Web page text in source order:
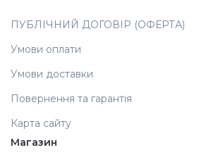
ПУБЛІЧНИЙ ДОГОВІР (ОФЕРТА)
Умови оплати
Умови доставки
Повернення та гарантія
Карта сайту
Магазин